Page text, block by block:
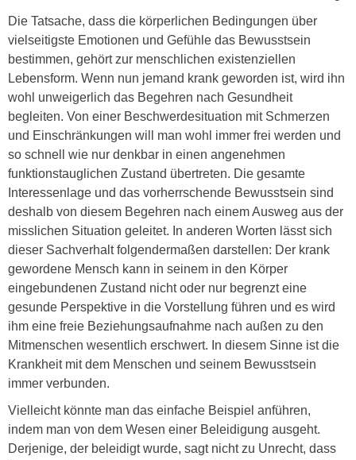
Die Tatsache, dass die körperlichen Bedingungen über
vielseitigste Emotionen und Gefühle das Bewusstsein
bestimmen, gehört zur menschlichen existenziellen
Lebensform. Wenn nun jemand krank geworden ist, wird ihn
wohl unweigerlich das Begehren nach Gesundheit
begleiten. Von einer Beschwerdesituation mit Schmerzen
und Einschränkungen will man wohl immer frei werden und
so schnell wie nur denkbar in einen angenehmen
funktionstauglichen Zustand übertreten. Die gesamte
Interessenlage und das vorherrschende Bewusstsein sind
deshalb von diesem Begehren nach einem Ausweg aus der
misslichen Situation geleitet. In anderen Worten lässt sich
dieser Sachverhalt folgendermaßen darstellen: Der krank
gewordene Mensch kann in seinem in den Körper
eingebundenen Zustand nicht oder nur begrenzt eine
gesunde Perspektive in die Vorstellung führen und es wird
ihm eine freie Beziehungsaufnahme nach außen zu den
Mitmenschen wesentlich erschwert. In diesem Sinne ist die
Krankheit mit dem Menschen und seinem Bewusstsein
immer verbunden.
Vielleicht könnte man das einfache Beispiel anführen,
indem man von dem Wesen einer Beleidigung ausgeht.
Derjenige, der beleidigt wurde, sagt nicht zu Unrecht, dass